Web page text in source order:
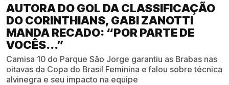
AUTORA DO GOL DA CLASSIFICAÇÃO
DO CORINTHIANS, GABI ZANOTTI
MANDA RECADO: “POR PARTE DE
VOCÊS...”
Camisa 10 do Parque São Jorge garantiu as Brabas nas
oitavas da Copa do Brasil Feminina e falou sobre técnica
alvinegra e seu impacto na equipe